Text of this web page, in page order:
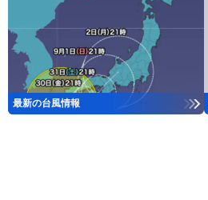
最新の台風情報